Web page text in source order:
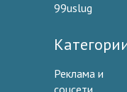
99uslug
Реклама и